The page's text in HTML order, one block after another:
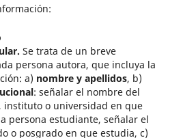
Se trata de un breve
persona autora, que incluya la
a) nombre y apellidos, b)
: señalar el nombre del
instituto o universidad en que
persona estudiante, señalar el
o posgrado en que estudia, c)